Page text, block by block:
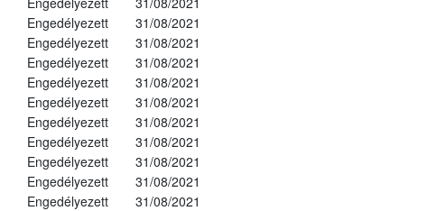
Engedélyezett
31/08/2021
Engedélyezett
31/08/2021
Engedélyezett
31/08/2021
Engedélyezett
31/08/2021
Engedélyezett
31/08/2021
Engedélyezett
31/08/2021
Engedélyezett
31/08/2021
Engedélyezett
31/08/2021
Engedélyezett
31/08/2021
Engedélyezett 31/08/2021